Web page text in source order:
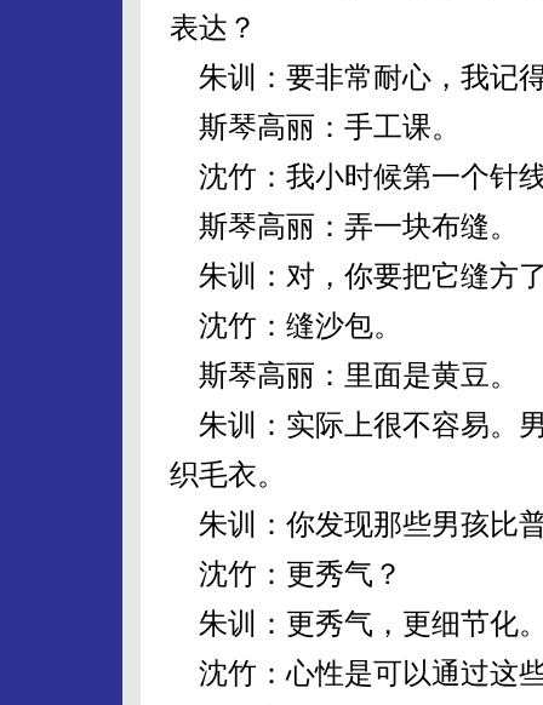
表达？
朱训：要非常耐心，我记
斯琴高丽：手工课。
沈竹：我小时候第一个针
斯琴高丽：弄一块布缝。
朱训：对，你要把它缝方
沈竹：缝沙包。
斯琴高丽：里面是黄豆。
朱训：实际上很不容易。
织毛衣。
朱训：你发现那些男孩比
沈竹：更秀气？
朱训：更秀气，更细节化
沈竹：心性是可以通过这